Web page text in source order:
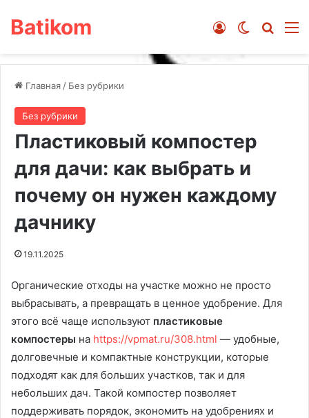
Batikom Switch skin
Войти
Главная / Без рубрики
Без рубрики
Пластиковый компостер
для дачи: как выбрать и
почему он нужен каждому
дачнику
19.11.2025
Органические отходы на участке можно не просто
выбрасывать, а превращать в ценное удобрение. Для
этого всё чаще используют пластиковые
компостеры на https://vpmat.ru/308.html — удобные,
долговечные и компактные конструкции, которые
подходят как для больших участков, так и для
небольших дач. Такой компостер позволяет
поддерживать порядок, экономить на удобрениях и